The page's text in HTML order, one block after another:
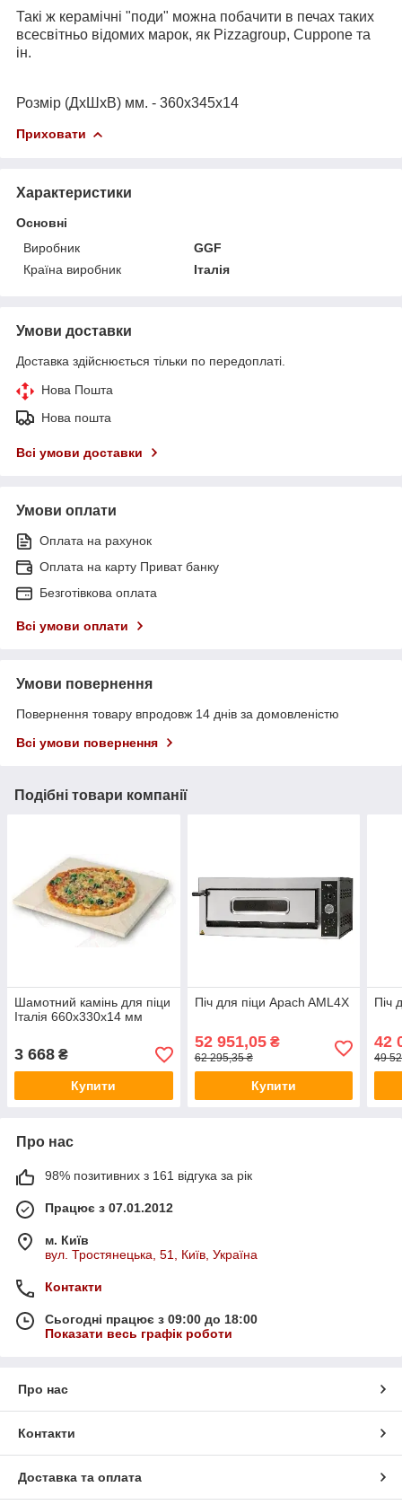
Такі ж керамічні "поди" можна побачити в печах таких
всесвітньо відомих марок, як Pizzagroup, Cuppone та
ін.
Розмір (ДхШхВ) мм. - 360х345х14
Приховати
Характеристики
Основні
Виробник
GGF
Країна виробник
Італія
Умови доставки
Доставка здійснюється тільки по передоплаті.
Нова Пошта
Нова пошта
Всі умови доставки
Умови оплати
Оплата на рахунок
Оплата на карту Приват банку
Безготівкова оплата
Всі умови оплати
Умови повернення
Повернення товару впродовж 14 днів за домовленістю
Всі умови повернення
Подібні товари компанії
Шамотний камінь для піци
Італія 660x330x14 мм
3 668 ₴
Купити
Піч для піци Apach AML4X
52 951,05₴
62 295,35 ₴
Купити
Піч
42
49
Про нас
98% позитивних з 161 відгука за рік
Працює з 07.01.2012
м. Київ
вул. Тростянецька, 51, Київ, Україна
Контакти
Сьогодні працює з 09:00 до 18:00
Показати весь графік роботи
Про нас
Контакти
Доставка та оплата